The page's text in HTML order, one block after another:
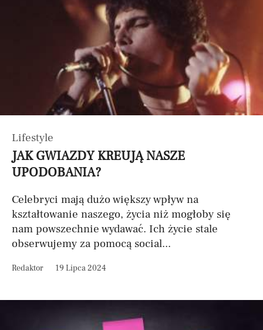
Lifestyle
JAK GWIAZDY KREUJĄ NASZE
UPODOBANIA?
Celebryci mają dużo większy wpływ na
kształtowanie naszego, życia niż mogłoby się
nam powszechnie wydawać. Ich życie stale
obserwujemy za pomocą social...
Redaktor 19 Lipca 2024